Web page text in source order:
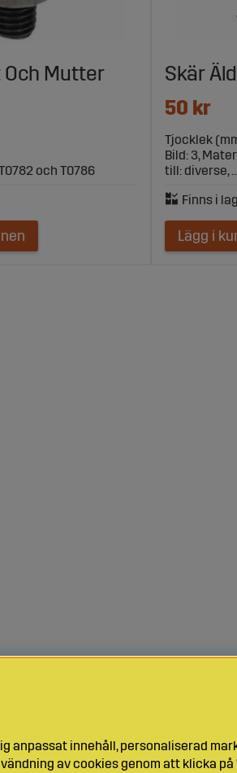
Och Mutter
och T0786
Skär
50 kr
Tjocklek
Bild: 3,
till: diverse,
Lägg i
anpassat innehåll, personaliserad
av cookies genom att klicka